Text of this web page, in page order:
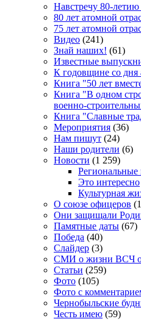
Навстречу 80-
80 лет атомной
75 лет атомной
Видео (241)
Знай наших! (61)
Известные
К годовщине со
Книга "50 лет
Книга "В одном
военно-
Книга "Славные
Мероприятия (36)
Нам пишут (24)
Наши родители (6)
Новости (1 259)
Региональные
Это интересно
Культурная
О союзе офицеров
Они защищали
Памятные даты (67)
Победа (40)
Слайдер (3)
СМИ о жизни ВСЧ
Статьи (259)
Фото (105)
Фото с
Чернобыльские
Честь имею (59)